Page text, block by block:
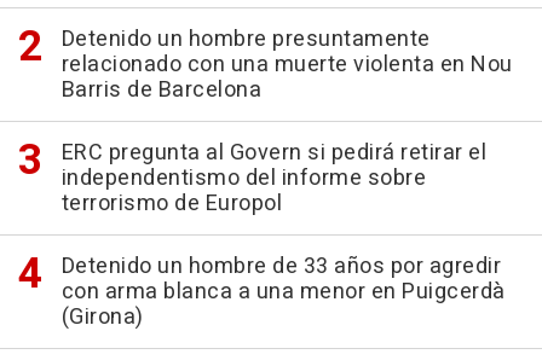
Detenido un hombre presuntamente
relacionado con una muerte violenta en Nou
Barris de Barcelona
ERC pregunta al Govern si pedirá retirar el
independentismo del informe sobre
terrorismo de Europol
Detenido un hombre de 33 años por agredir
con arma blanca a una menor en Puigcerdà
(Girona)